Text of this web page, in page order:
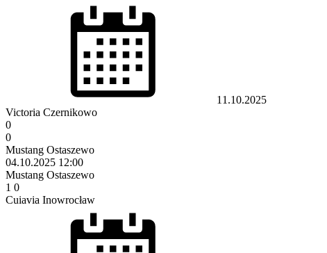
11.10.2025
Victoria Czernikowo
0
0
Mustang Ostaszewo
04.10.2025 12:00
Mustang Ostaszewo
1 0
Cuiavia Inowrocław